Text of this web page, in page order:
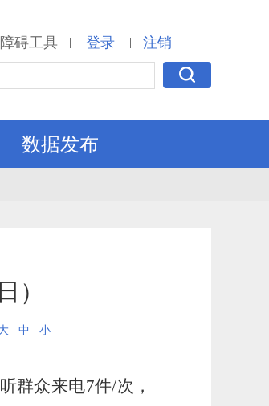
碍工具 | 登录 | 注销
数据发布
）
中 小
群众来电7件/次，